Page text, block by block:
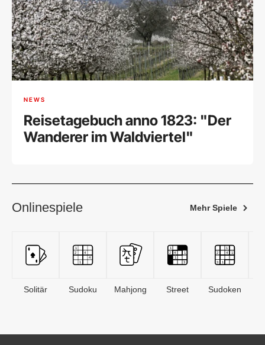
NEWS
Reisetagebuch anno 1823: "Der
Wanderer im Waldviertel"
Onlinespiele Mehr Spiele
Solitär Sudoku Mahjong Street Sudoken